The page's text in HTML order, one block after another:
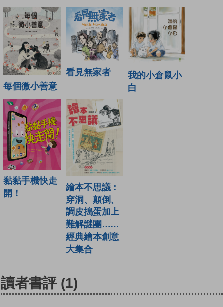
每個微小善意
看見無家者
我的小倉鼠小
白
黏黏手機快走
開！
繪本不思議：
穿洞、顛倒、
調皮搗蛋加上
難解謎團……
經典繪本創意
大集合
讀者書評 (1)